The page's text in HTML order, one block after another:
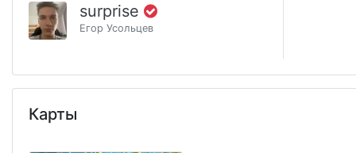
surprise
Егор Усольцев
Карты